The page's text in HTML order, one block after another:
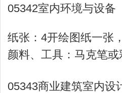
05342室内环境与设备
纸张：4开绘图纸一张
颜料、工具：马克笔
05343商业建筑室内设